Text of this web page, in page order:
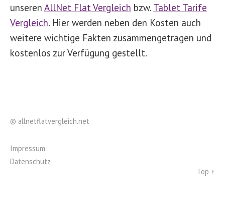
unseren AllNet Flat Vergleich bzw. Tablet Tarife
Vergleich. Hier werden neben den Kosten auch
weitere wichtige Fakten zusammengetragen und
kostenlos zur Verfügung gestellt.
© allnetflatvergleich.net
Impressum
Datenschutz
Top ↑